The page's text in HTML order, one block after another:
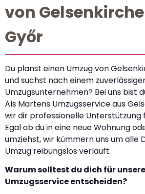
von
Győr
Du planst einen Umzug von
und suchst nach einem
Umzugsunternehmen? Bei uns bist
Als Martens Umzugsservice aus
wir dir professionelle Unterstützung
Egal ob du in eine neue Wohnung
umziehst, wir kümmern uns um alle
Umzug reibungslos verläuft.
Warum solltest du dich für
Umzugsservice entscheiden?